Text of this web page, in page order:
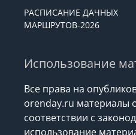
РАСПИСАНИЕ ДАЧНЫХ
МАРШРУТОВ-2026
Использование
Все права на
orenday.ru материалы
соответствии с
использование